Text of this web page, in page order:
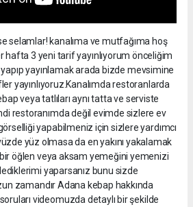
selamlar! kanalıma ve mutfağıma hoş
hafta 3 yeni tarif yayınlıyorum önceliğim
yayınlamak arada bizde mevsimine
yayınlıyoruz.Kanalımda restoranlarda
veya tatlıları aynı tatta ve serviste
restoranımda değil evimde sizlere ev
yapabilmeniz için sizlere yardımcı
yüz olmasa da en yakını yakalamak
öğlen veya aksam yemeğini yemenizi
yaparsanız bunu sizde
zamandır Adana kebap hakkında
videomuzda detaylı bir şekilde